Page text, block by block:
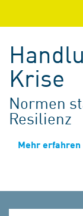
Krise
Normen
Resilienz
Mehr erfahren